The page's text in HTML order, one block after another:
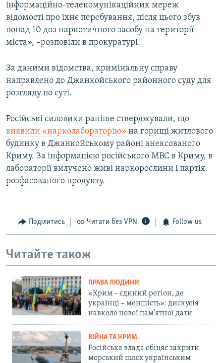
інформаційно-телекомунікаційних мереж
відомості про їхнє перебування, після цього збув
понад 10 доз наркотичного засобу на території
міста», –розповіли в прокуратурі.
За даними відомства, кримінальну справу
направлено до Джанкойського районного суду для
розгляду по суті.
Російські силовики раніше стверджували, що
виявили «нарколабораторію» на горищі житлового
будинку в Джанкойському районі анексованого
Криму. За інформацією російського МВС в Криму, в
лабораторії вилучено живі наркорослини і партія
розфасованого продукту.
Поділитись Читати без VPN Follow us
Читайте також
ПРАВА ЛЮДИНИ
«Крим – єдиний регіон, де
українці – меншість»: дискусія
навколо нової пам'ятної дати
ВІЙНА ТА КРИМ
Російська влада обіцяє закрити
морський шлях українським